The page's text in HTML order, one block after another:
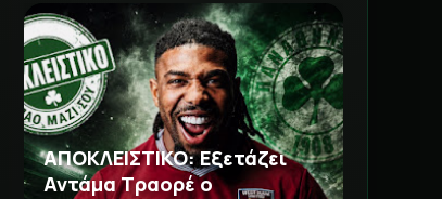
ΑΠΟΚΛΕΙΣΤΙΚΟ: Εξετάζει
Αντάμα Τραορέ ο